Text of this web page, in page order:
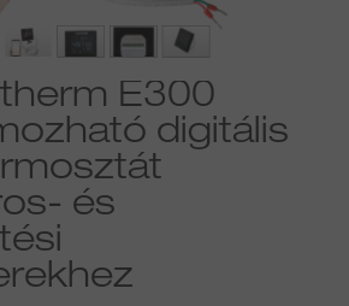
E300
digitális
és